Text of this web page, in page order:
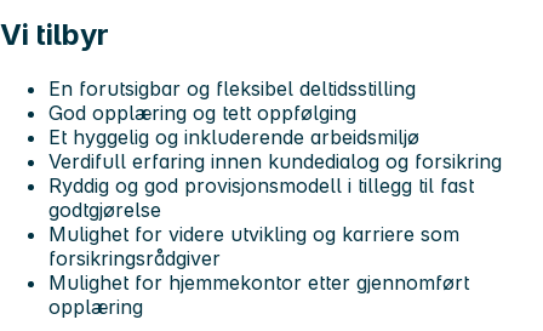
Vi tilbyr
En forutsigbar og fleksibel deltidsstilling
God opplæring og tett oppfølging
Et hyggelig og inkluderende arbeidsmiljø
Verdifull erfaring innen kundedialog og forsikring
Ryddig og god provisjonsmodell i tillegg til fast
godtgjørelse
Mulighet for videre utvikling og karriere som
forsikringsrådgiver
Mulighet for hjemmekontor etter gjennomført
opplæring